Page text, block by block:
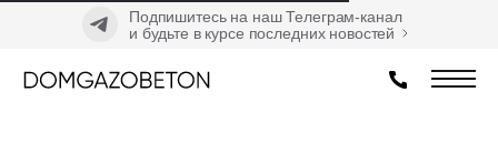
Подпишитесь на наш Телеграм-канал
и будьте в курсе последних новостей